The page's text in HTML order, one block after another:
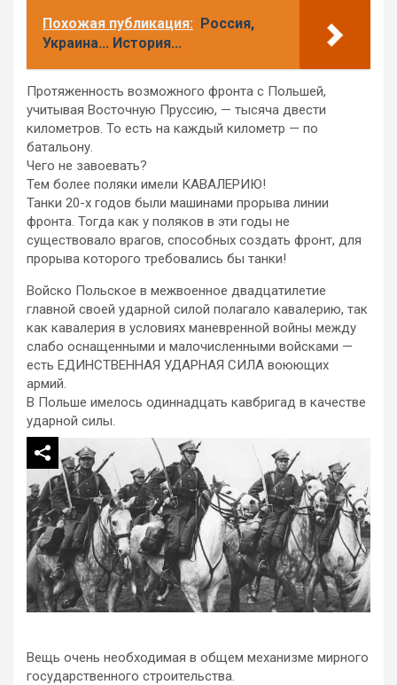
Похожая публикация: Россия,
Украина... История...
Протяженность возможного фронта с Польшей,
учитывая Восточную Пруссию, — тысяча двести
километров. То есть на каждый километр — по
батальону.
Чего не завоевать?
Тем более поляки имели КАВАЛЕРИЮ!
Танки 20-х годов были машинами прорыва линии
фронта. Тогда как у поляков в эти годы не
существовало врагов, способных создать фронт, для
прорыва которого требовались бы танки!
Войско Польское в межвоенное двадцатилетие
главной своей ударной силой полагало кавалерию, так
как кавалерия в условиях маневренной войны между
слабо оснащенными и малочисленными войсками —
есть ЕДИНСТВЕННАЯ УДАРНАЯ СИЛА воюющих
армий.
В Польше имелось одиннадцать кавбригад в качестве
ударной силы.
Вещь очень необходимая в общем механизме мирного
государственного строительства.